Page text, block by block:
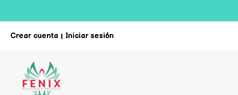
Crear cuenta | Iniciar sesión